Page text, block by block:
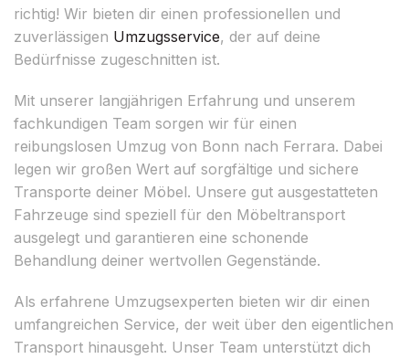
richtig! Wir bieten dir einen professionellen und
zuverlässigen Umzugsservice, der auf deine
Bedürfnisse zugeschnitten ist.
Mit unserer langjährigen Erfahrung und unserem
fachkundigen Team sorgen wir für einen
reibungslosen Umzug von Bonn nach Ferrara. Dabei
legen wir großen Wert auf sorgfältige und sichere
Transporte deiner Möbel. Unsere gut ausgestatteten
Fahrzeuge sind speziell für den Möbeltransport
ausgelegt und garantieren eine schonende
Behandlung deiner wertvollen Gegenstände.
Als erfahrene Umzugsexperten bieten wir dir einen
umfangreichen Service, der weit über den eigentlichen
Transport hinausgeht. Unser Team unterstützt dich